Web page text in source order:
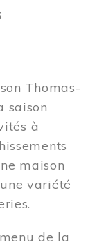
Thomas-
saison
à
maison
variété
de la